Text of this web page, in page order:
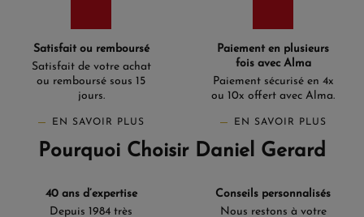
Satisfait ou remboursé
Satisfait de votre achat
ou remboursé sous 15
jours.
EN SAVOIR PLUS
Paiement en plusieurs
fois avec Alma
Paiement sécurisé en 4x
ou 10x offert avec Alma.
EN SAVOIR PLUS
Pourquoi Choisir Daniel Gerard
40 ans d’expertise
Depuis 1984 très
Conseils personnalisés
Nous restons à votre